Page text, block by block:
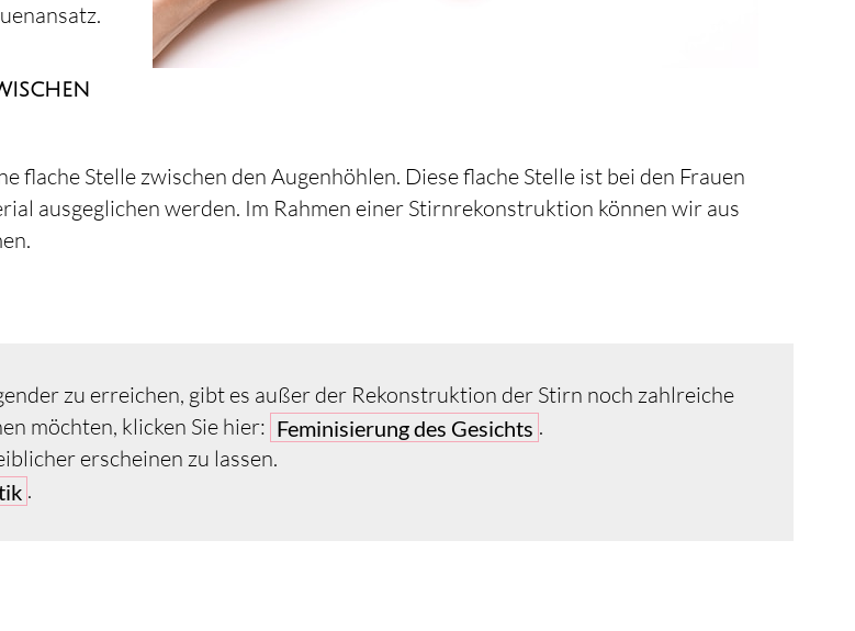
Stelle zwischen den Augenhöhlen. Diese flache Stelle ist bei den Frauen
ausgeglichen werden. Im Rahmen einer Stirnrekonstruktion können wir aus
zu erreichen, gibt es außer der Rekonstruktion der Stirn noch zahlreiche
möchten, klicken Sie hier: Feminisierung des Gesichts .
erscheinen zu lassen.
.